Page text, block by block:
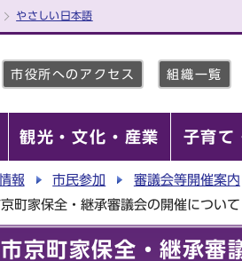
やさしい日本語
市役所へのアクセス 組織一覧
観光・文化・産業 子育て
報 市民参加
審議会等開催案内
町家保全・継承審議会の開催について
京町家保全・継承審